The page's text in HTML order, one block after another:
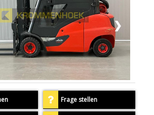
❯
Frage stellen